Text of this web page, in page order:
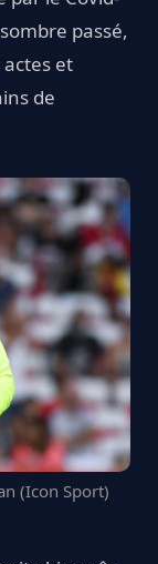
passé,
et
de
(Icon Sport)